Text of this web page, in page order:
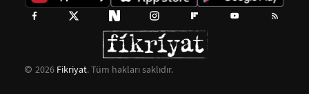
2026 Fikriyat. Tüm hakları saklıdır.